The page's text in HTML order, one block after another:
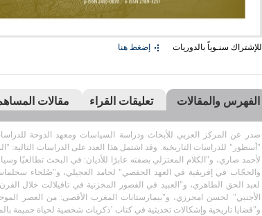
للإشتراك سنـوياً بالدوريات إضغط هنا
الفهرس والمقالات تعليقات القراء مقالات
صدر عن المركز العربي للأبحاث ودراسة السياسات ومعهد الدوحة
"أسطور" للدراسات التاريخية. وقد اشتمل هذا العدد على الدراسات التالية:
لأحمد صاري، و"الكلام المعتزلي بصفته عابرًا للأديان: في البحث
والحجّاب في إفريقية في العهد الحفصي" لحامد العجيلي، و"صُلحاء
لعبد الحق الطاهري، و"العبيد في القصور المخزنية في تافيلالت خلال
و"قضايا تاريخية وإشكالات تحديثية في كتاب ’ذكريات شخصية لحياة حميمة